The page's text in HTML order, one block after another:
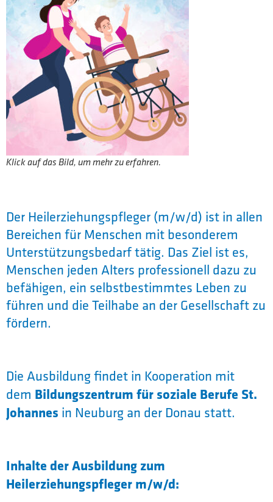
Klick auf das Bild, um mehr zu erfahren.
Der Heilerziehungspfleger (m/w/d) ist in allen
Bereichen für Menschen mit besonderem
Unterstützungsbedarf tätig. Das Ziel ist es,
Menschen jeden Alters professionell dazu zu
befähigen, ein selbstbestimmtes Leben zu
führen und die Teilhabe an der Gesellschaft zu
fördern.
Die Ausbildung findet in Kooperation mit
dem Bildungszentrum für soziale Berufe St.
Johannes in Neuburg an der Donau statt.
Inhalte der Ausbildung zum
Heilerziehungspfleger m/w/d: